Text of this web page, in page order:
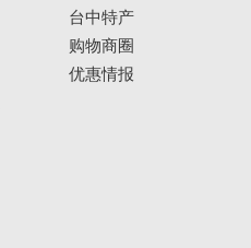
台中特产
购物商圈
优惠情报